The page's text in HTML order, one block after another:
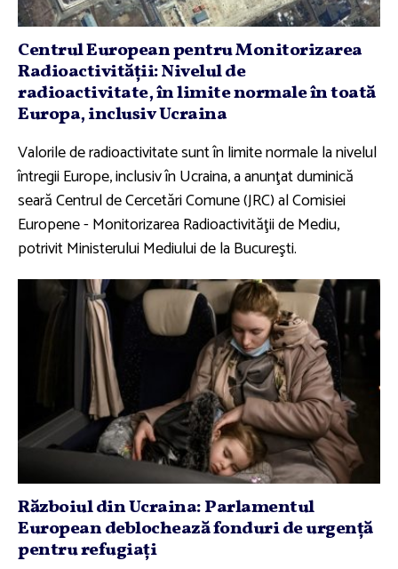
Centrul European pentru Monitorizarea
Radioactivităţii: Nivelul de
radioactivitate, în limite normale în toată
Europa, inclusiv Ucraina
Valorile de radioactivitate sunt în limite normale la nivelul
întregii Europe, inclusiv în Ucraina, a anunţat duminică
seară Centrul de Cercetări Comune (JRC) al Comisiei
Europene - Monitorizarea Radioactivităţii de Mediu,
potrivit Ministerului Mediului de la Bucureşti.
Războiul din Ucraina: Parlamentul
European deblochează fonduri de urgenţă
pentru refugiaţi